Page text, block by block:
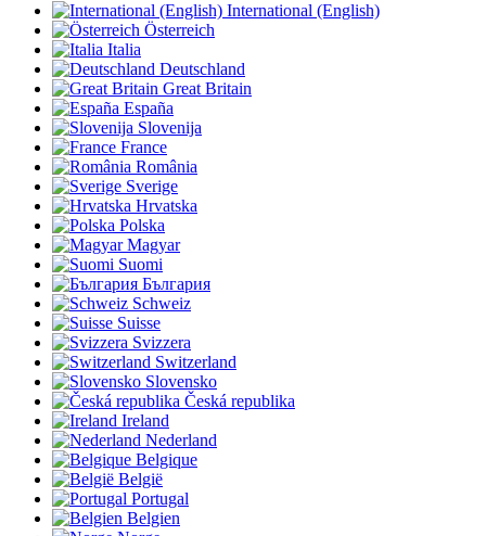
International (English)
Österreich
Italia
Deutschland
Great Britain
España
Slovenija
France
România
Sverige
Hrvatska
Polska
Magyar
Suomi
България
Schweiz
Suisse
Svizzera
Switzerland
Slovensko
Česká republika
Ireland
Nederland
Belgique
België
Portugal
Belgien